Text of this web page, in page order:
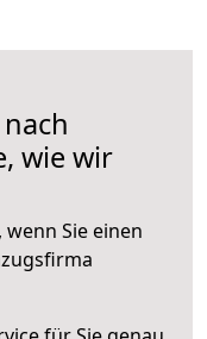
wie wir
, wenn Sie einen